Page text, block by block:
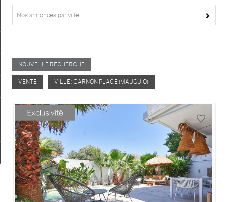
Contact
Ma sélection 0
Nos annonces par ville
NOUVELLE RECHERCHE
VENTE VILLE : CARNON PLAGE (MAUGUIO)